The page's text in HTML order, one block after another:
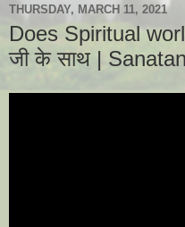
THURSDAY, MARCH 11, 2021
Does Spiritual
जी के साथ |